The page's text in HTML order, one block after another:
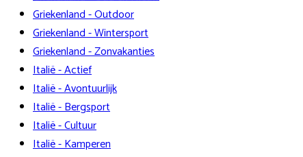
Griekenland - Outdoor
Griekenland - Wintersport
Griekenland - Zonvakanties
Italië - Actief
Italië - Avontuurlijk
Italië - Bergsport
Italië - Cultuur
Italië - Kamperen